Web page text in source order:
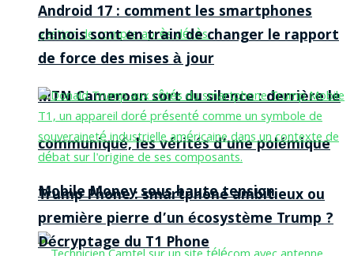
MTN Cameroon sort du silence : derrière le
communiqué, les vérités d’une polémique
Mobile Money sous haute tension
Android 17 : comment les smartphones
chinois sont en train de changer le rapport
de force des mises à jour
Trump Phone : smartphone ambitieux ou
première pierre d’un écosystème Trump ?
Décryptage du T1 Phone